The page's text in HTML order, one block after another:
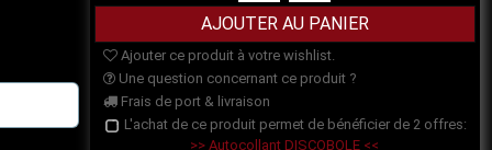
Ajouter ce produit à votre wishlist.
Une question concernant ce produit ?
Frais de port & livraison
L'achat de ce produit permet de bénéficier de 2 offres:
>> Autocollant DISCOBOLE <<